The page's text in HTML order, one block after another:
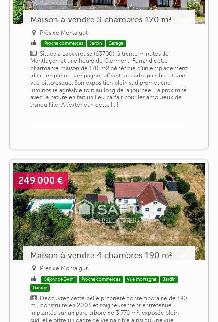
Maison a vendre 5 chambres 170 m²
Près de Montaigut
Proche commerces Jardin Garage
Située à Lapeyrouse (63700), à trente minutes de
Montluçon et une heure de Clermont-Ferrand cette
charmante maison de 170 m2 bénéficie d'un emplacement
idéal, en pleine campagne, offrant un cadre paisible et une
vue pittoresque. Son exposition plein sud promet une
luminosité agréable tout au long de la journée. La proximité
avec la nature en fait un lieu parfait pour les amoureux de
tranquillité. À l'extérieur, cette [...]
249 000 €
Maison à vendre 4 chambres 190 m²
Près de Montaigut
Séjour de 34 m² Proche commerces Vue montagne
Jardin
Garage
Découvrez cette belle propriété contemporaine de 190
m², construite en 2008 et soigneusement entretenue.
Implantée sur un parc arboré de 3 776 m², exposée plein
sud, elle offre un cadre de vie paisible ainsi qu'une vue